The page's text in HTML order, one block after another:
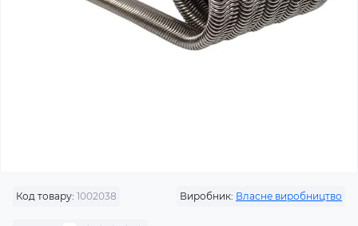
Код товару: 1002038 Виробник: Власне виробництво